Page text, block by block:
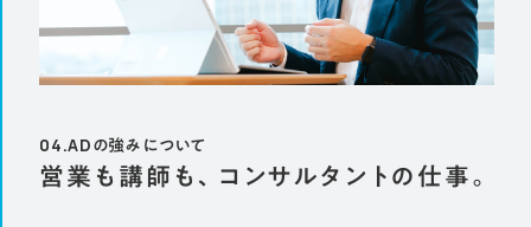
04.ADの強みについて
営業も講師も、コンサルタントの仕事。